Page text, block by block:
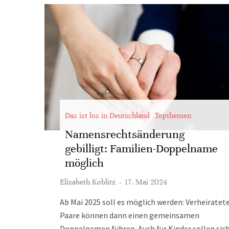
Das ist los in Deutschland Topthemen
Namensrechtsänderung
gebilligt: Familien-Doppelname
möglich
Elisabeth Koblitz · 17. Mai 2024
Ab Mai 2025 soll es möglich werden:
Paare können dann einen gemeinsamen